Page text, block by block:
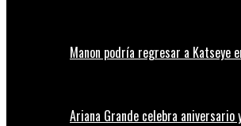
Manon podría regresar a Katseye
Ariana Grande celebra aniversario